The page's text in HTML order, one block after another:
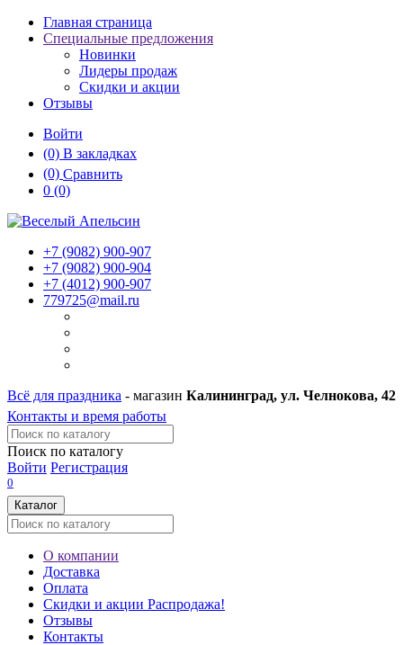
Главная страница
Специальные предложения
Новинки
Лидеры продаж
Скидки и акции
Отзывы
Войти
(0) В закладках
(0) Сравнить
0 (0)
+7 (9082) 900-907
+7 (9082) 900-904
+7 (4012) 900-907
779725@mail.ru
Всё для праздника - магазин Калининград, ул. Челнокова, 42
Контакты и время работы
Поиск по каталогу
Войти Регистрация
0
Каталог
О компании
Доставка
Оплата
Скидки и акции Распродажа!
Отзывы
Контакты